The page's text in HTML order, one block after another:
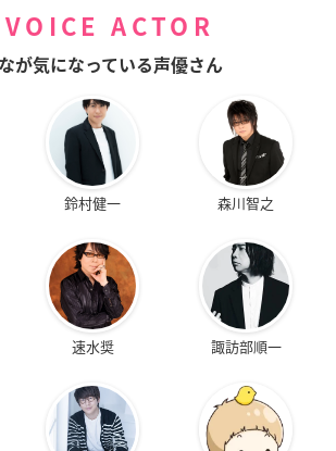
VOICE ACTOR
が気になっている声優さん
鈴村健一 森川智之
速水奨 諏訪部順一